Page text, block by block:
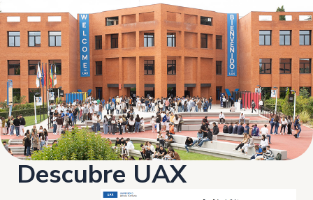
Descubre UAX